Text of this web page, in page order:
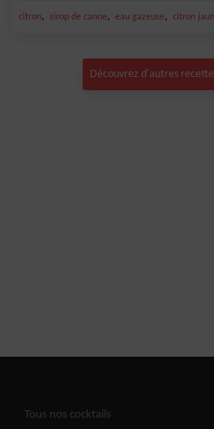
citron, sirop de canne, eau gazeuse, citron
Découvrez d'autres
Tous nos cocktails